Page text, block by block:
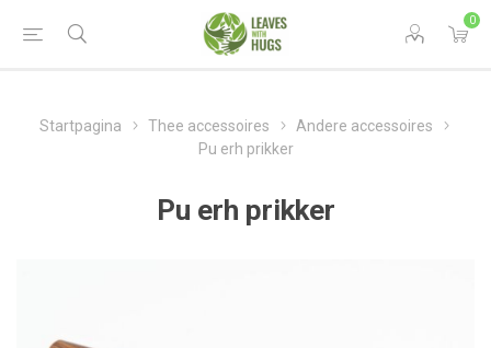
0
Startpagina Thee accessoires
Andere accessoires
Pu erh prikker
Pu erh prikker